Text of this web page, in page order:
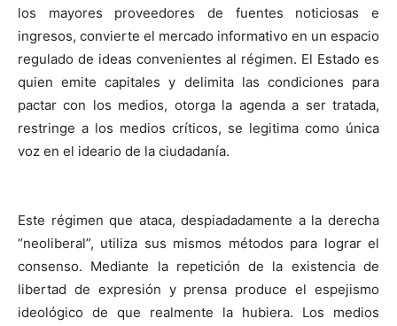
los mayores proveedores de fuentes noticiosas e
ingresos, convierte el mercado informativo en un espacio
regulado de ideas convenientes al régimen. El Estado es
quien emite capitales y delimita las condiciones para
pactar con los medios, otorga la agenda a ser tratada,
restringe a los medios críticos, se legitima como única
voz en el ideario de la ciudadanía.
Este régimen que ataca, despiadadamente a la derecha
“neoliberal”, utiliza sus mismos métodos para lograr el
consenso. Mediante la repetición de la existencia de
libertad de expresión y prensa produce el espejismo
ideológico de que realmente la hubiera. Los medios